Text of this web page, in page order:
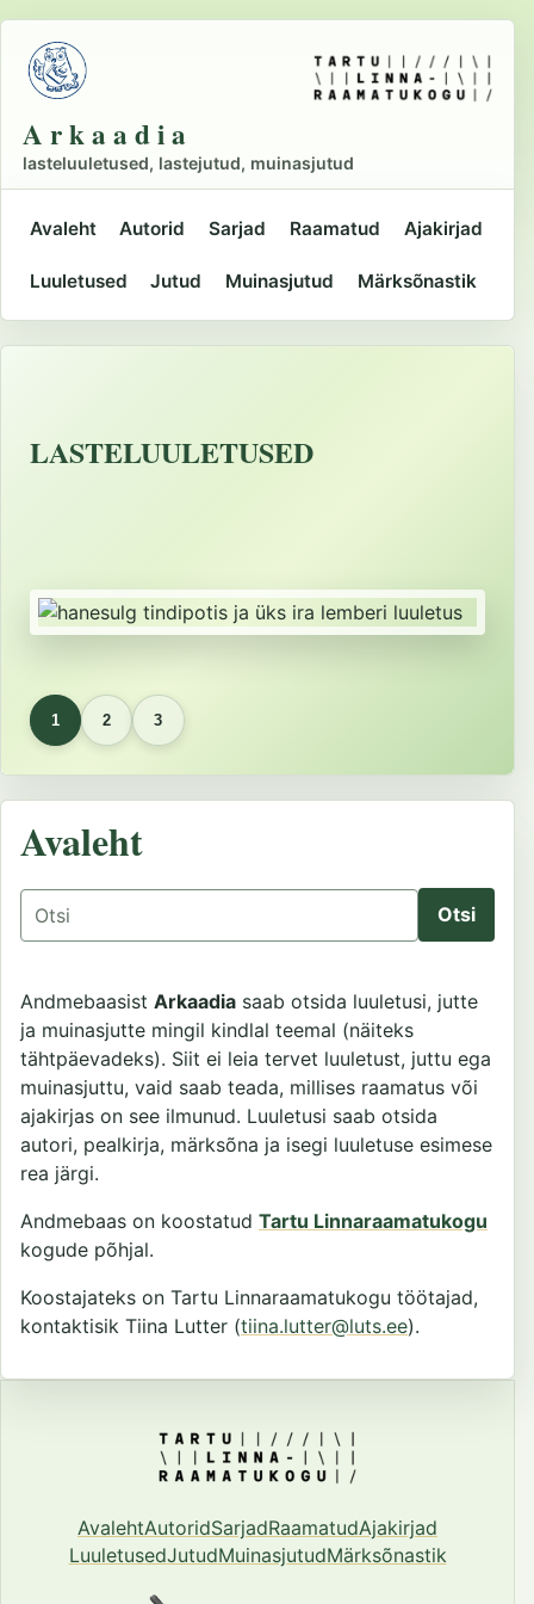
Liigu
põhisisu
juurde
A r k a a d i a
lasteluuletused, lastejutud, muinasjutud
Peamine
navigatsioon
Avaleht Autorid Sarjad Raamatud Ajakirjad
Luuletused Jutud Muinasjutud Märksõnastik
LASTELUULETUSED
1 2 3
Avaleht
Otsing
Andmebaasist Arkaadia saab otsida luuletusi, jutte
ja muinasjutte mingil kindlal teemal (näiteks
tähtpäevadeks). Siit ei leia tervet luuletust, juttu ega
muinasjuttu, vaid saab teada, millises raamatus või
ajakirjas on see ilmunud. Luuletusi saab otsida
autori, pealkirja, märksõna ja isegi luuletuse esimese
rea järgi.
Andmebaas on koostatud Tartu Linnaraamatukogu
kogude põhjal.
Koostajateks on Tartu Linnaraamatukogu töötajad,
kontaktisik Tiina Lutter (tiina.lutter@luts.ee).
AvalehtAutoridSarjadRaamatudAjakirjad
LuuletusedJutudMuinasjutudMärksõnastik